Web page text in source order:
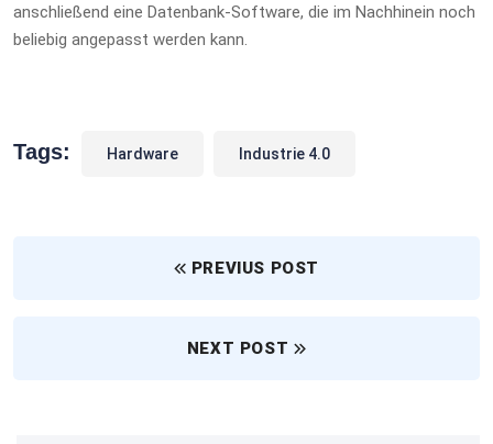
anschließend eine Datenbank-Software, die im Nachhinein noch
beliebig angepasst werden kann.
Tags: Hardware Industrie 4.0
PREVIUS POST
NEXT POST